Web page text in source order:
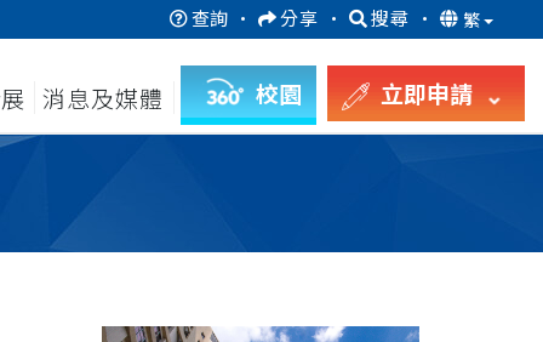
查詢 · 分享 · 搜尋 · 繁
消息及媒體 校園 立即申請